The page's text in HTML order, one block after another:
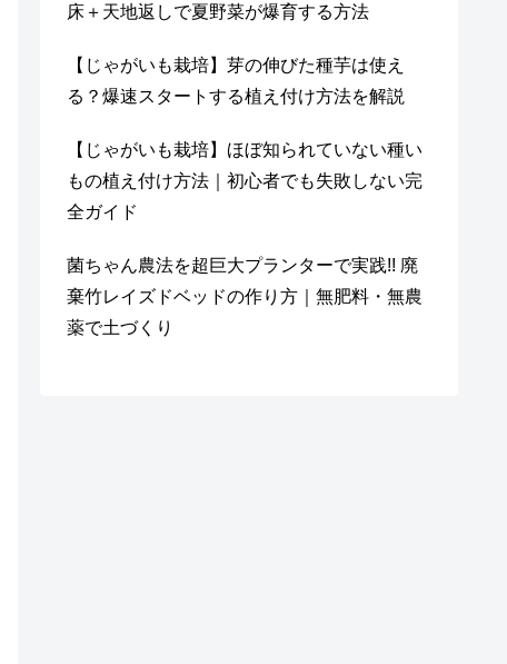
床＋天地返しで夏野菜が爆育する方法
【じゃがいも栽培】芽の伸びた種芋は使え
る？爆速スタートする植え付け方法を解説
【じゃがいも栽培】ほぼ知られていない種い
もの植え付け方法｜初心者でも失敗しない完
全ガイド
菌ちゃん農法を超巨大プランターで実践!! 廃
棄竹レイズドベッドの作り方｜無肥料・無農
薬で土づくり